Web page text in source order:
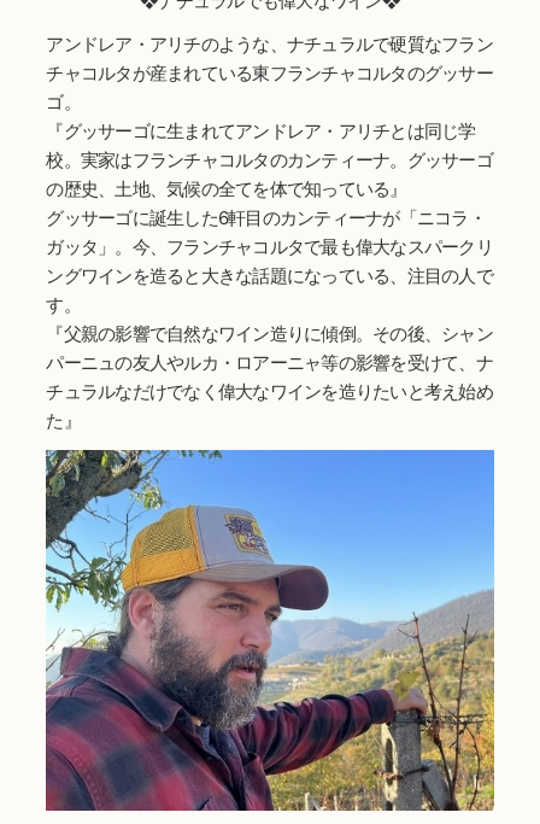
アンドレア・アリチのような、ナチュラルで硬質なフラン
チャコルタが産まれている東フランチャコルタのグッサー
ゴ。
『グッサーゴに生まれてアンドレア・アリチとは同じ学
校。実家はフランチャコルタのカンティーナ。グッサーゴ
の歴史、土地、気候の全てを体で知っている』
グッサーゴに誕生した6軒目のカンティーナが「ニコラ・
ガッタ」。今、フランチャコルタで最も偉大なスパークリ
ングワインを造ると大きな話題になっている、注目の人で
す。
『父親の影響で自然なワイン造りに傾倒。その後、シャン
パーニュの友人やルカ・ロアーニャ等の影響を受けて、ナ
チュラルなだけでなく偉大なワインを造りたいと考え始め
た』